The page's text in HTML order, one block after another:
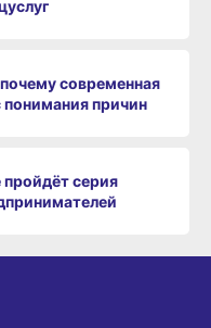
современная
причин
пройдёт серия